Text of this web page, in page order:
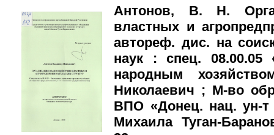
Антонов, В. Н.
властных и
автореф. дис. на
наук : спец. 08.00.05
народным
Николаевич ; М-во
ВПО «Донец. нац. ун-
Михаила Туган-